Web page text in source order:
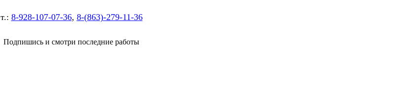
т.: 8-928-107-07-36, 8-(863)-279-11-36
Подпишись и смотри последние работы